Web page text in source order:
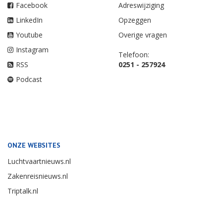
Facebook
LinkedIn
Youtube
Instagram
RSS
Podcast
Adreswijziging
Opzeggen
Overige vragen
Telefoon:
0251 - 257924
ONZE WEBSITES
Luchtvaartnieuws.nl
Zakenreisnieuws.nl
Triptalk.nl